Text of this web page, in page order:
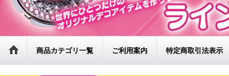
商品カテゴリ一覧 ご利用案内 特定商取引法表示